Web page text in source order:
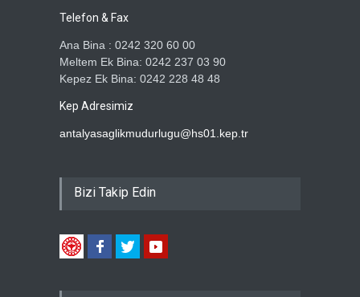
Telefon & Fax
Ana Bina : 0242 320 60 00
Meltem Ek Bina: 0242 237 03 90
Kepez Ek Bina: 0242 228 48 48
Kep Adresimiz
antalyasaglikmudurlugu@hs01.kep.tr
Bizi Takip Edin